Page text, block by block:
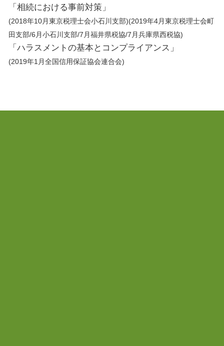
「相続における事前対策」
(2018年10月東京税理士会小石川支部)(2019年4月東京税理士会町
田支部/6月小石川支部/7月福井県税協/7月兵庫県西税協)
「ハラスメントの基本とコンプライアンス」
(2019年1月全国信用保証協会連合会)